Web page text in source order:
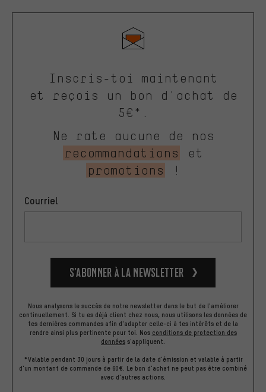
Inscris-toi maintenant
et reçois un bon d'achat de
5€*.
Ne rate aucune de nos
recommandations
et
promotions
!
Courriel
S’abonner à la newsletter
Nous analysons le succès de notre newsletter dans le but de l'améliorer
continuellement. Si tu es déjà client chez nous, nous utilisons les données de
tes dernières commandes afin d'adapter celle-ci à tes intérêts et de la
rendre ainsi plus pertinente pour toi. Nos conditions de protection des
données s'appliquent.
*Valable pendant 30 jours à partir de la date d'émission et valable à partir
d'un montant de commande de 60€. Le bon d'achat ne peut pas être combiné
avec d'autres actions.